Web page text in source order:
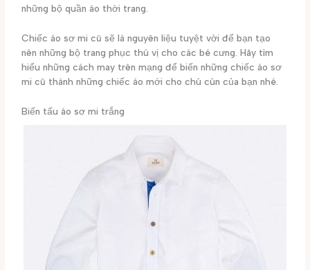
những bộ quần áo thời trang.
Chiếc áo sơ mi cũ sẽ là nguyên liệu tuyệt vời để bạn tạo
nên những bộ trang phục thú vị cho các bé cưng. Hãy tìm
hiểu những cách may trên mạng để biến những chiếc áo sơ
mi cũ thành những chiếc áo mới cho chú cún của bạn nhé.
Biến tấu áo sơ mi trắng